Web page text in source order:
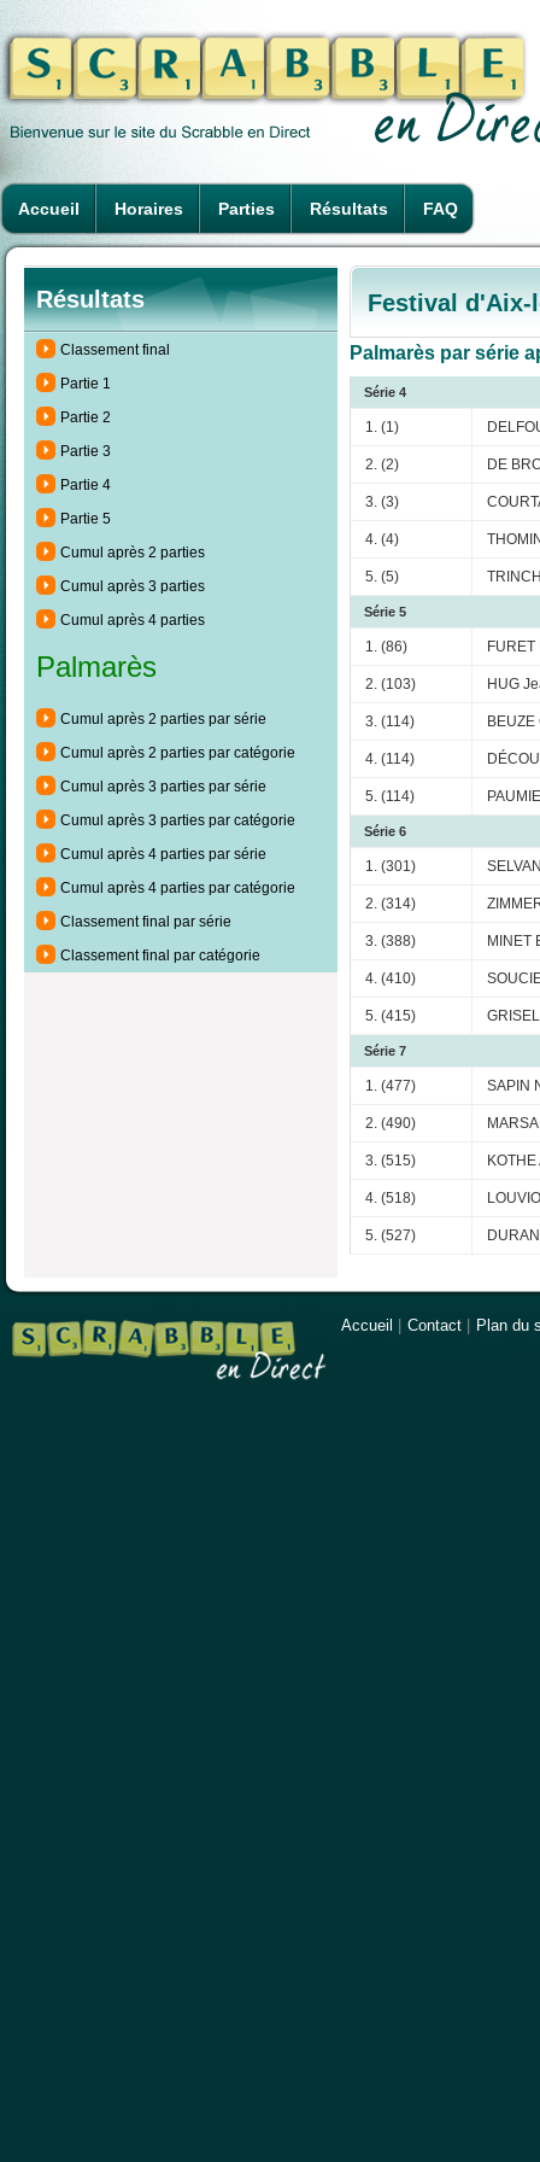
Accueil Horaires Parties Résultats FAQ
Résultats
Classement final
Partie 1
Partie 2
Partie 3
Partie 4
Partie 5
Cumul après 2 parties
Cumul après 3 parties
Cumul après 4 parties
Palmarès
Cumul après 2 parties par série
Cumul après 2 parties par catégorie
Cumul après 3 parties par série
Cumul après 3 parties par catégorie
Cumul après 4 parties par série
Cumul après 4 parties par catégorie
Classement final par série
Classement final par catégorie
Festival d'Aix-
Palmarès par série
Série 4
1. (1)
2. (2) DE
3. (3)
4. (4)
5. (5)
Série 5
1. (86)
2. (103) HUG
3. (114)
4. (114)
5. (114)
Série 6
1. (301)
2. (314)
3. (388) MINET
4. (410)
5. (415)
Série 7
1. (477) SAPIN
2. (490)
3. (515)
4. (518)
5. (527)
Accueil Contact Plan du